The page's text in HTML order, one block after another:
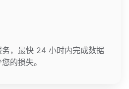
，最快 24 小时内完成数据
的损失。